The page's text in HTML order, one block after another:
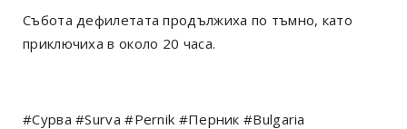
Събота дефилетата продължиха по тъмно, като
приключиха в около 20 часа.
#Сурва #Surva #Pernik #Перник #Bulgaria